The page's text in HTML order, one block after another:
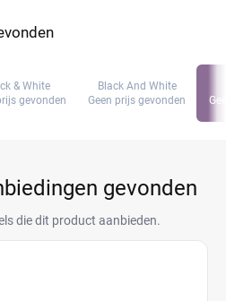
& White
gevonden
Black And White
Geen prijs gevonden
gevonden
die dit product aanbieden.